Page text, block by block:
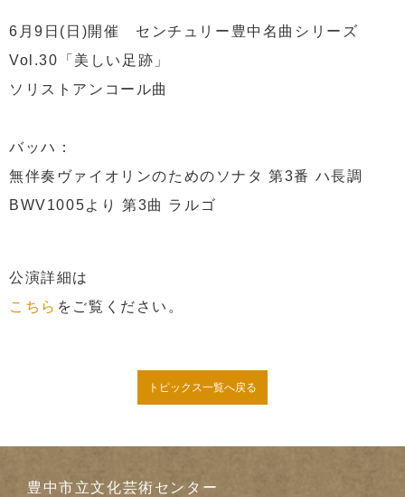
6月9日(日)開催 センチュリー豊中名曲シリーズ
Vol.30「美しい足跡」
ソリストアンコール曲
バッハ：
無伴奏ヴァイオリンのためのソナタ 第3番 ハ長調
BWV1005より 第3曲 ラルゴ
公演詳細は
こちら をご覧ください。
トピックス一覧へ戻る
豊中市立文化芸術センター